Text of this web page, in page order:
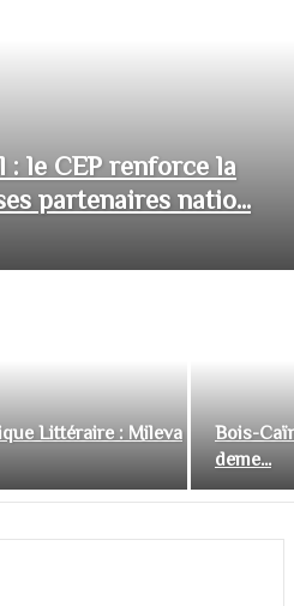
: le CEP renforce la
partenaires natio...
Littéraire : Mileva
Bois-
deme...